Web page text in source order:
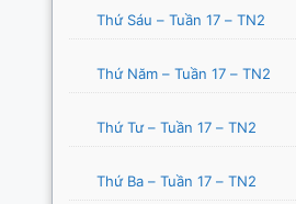
Thứ Sáu – Tuần 17 – TN2
Thứ Năm – Tuần 17 – TN2
Thứ Tư – Tuần 17 – TN2
Thứ Ba – Tuần 17 – TN2